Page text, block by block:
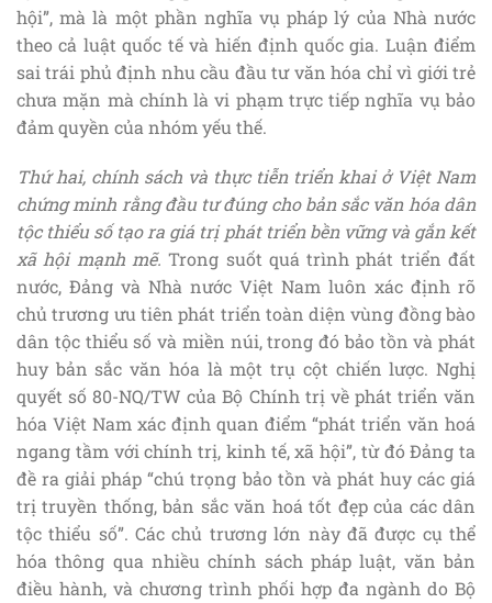
hội”, mà là một phần nghĩa vụ pháp lý của Nhà nước
theo cả luật quốc tế và hiến định quốc gia. Luận điểm
sai trái phủ định nhu cầu đầu tư văn hóa chỉ vì giới trẻ
chưa mặn mà chính là vi phạm trực tiếp nghĩa vụ bảo
đảm quyền của nhóm yếu thế.
Thứ hai, chính sách và thực tiễn triển khai ở Việt Nam
chứng minh rằng đầu tư đúng cho bản sắc văn hóa dân
tộc thiểu số tạo ra giá trị phát triển bền vững và gắn kết
xã hội mạnh mẽ.Trong suốt quá trình phát triển đất
nước, Đảng và Nhà nước Việt Nam luôn xác định rõ
chủ trương ưu tiên phát triển toàn diện vùng đồng bào
dân tộc thiểu số và miền núi, trong đó bảo tồn và phát
huy bản sắc văn hóa là một trụ cột chiến lược. Nghị
quyết số 80-NQ/TW của Bộ Chính trị về phát triển văn
hóa Việt Nam xác định quan điểm “phát triển văn hoá
ngang tầm với chính trị, kinh tế, xã hội”, từ đó Đảng ta
đề ra giải pháp “chú trọng bảo tồn và phát huy các giá
trị truyền thống, bản sắc văn hoá tốt đẹp của các dân
tộc thiểu số”. Các chủ trương lớn này đã được cụ thể
hóa thông qua nhiều chính sách pháp luật, văn bản
điều hành, và chương trình phối hợp đa ngành do Bộ